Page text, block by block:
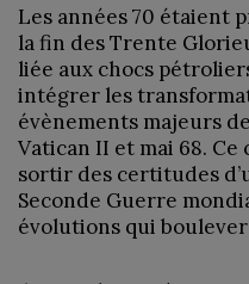
Les années 70 étaient
la fin des Trente
liée aux chocs
intégrer les
évènements majeurs
Vatican II et mai 68.
sortir des certitudes
Seconde Guerre
évolutions qui